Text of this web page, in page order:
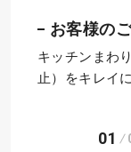
ーム！ク
で使いや
お客様の
キッチンまわ
止）をキレイ
01